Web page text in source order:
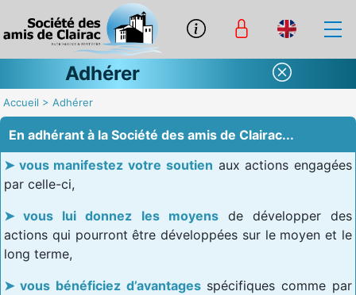
Adhérer
Accueil > Adhérer
En adhérant à la Société des amis de Clairac...
vous manifestez votre soutien aux actions engagées
par celle-ci,
vous lui donnez les moyensde développer des
actions qui pourront être développées sur le moyen et le
long terme,
vous bénéficiez d’avantagesspécifiques comme par